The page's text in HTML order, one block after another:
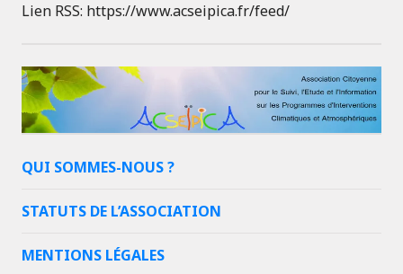
Lien RSS: https://www.acseipica.fr/feed/
QUI SOMMES-NOUS ?
STATUTS DE L’ASSOCIATION
MENTIONS LÉGALES